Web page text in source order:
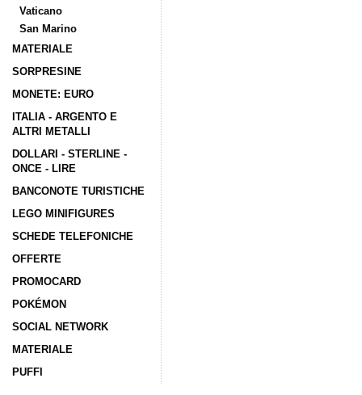
Vaticano
San Marino
MATERIALE
SORPRESINE
MONETE: EURO
ITALIA - ARGENTO E
ALTRI METALLI
DOLLARI - STERLINE -
ONCE - LIRE
BANCONOTE TURISTICHE
LEGO MINIFIGURES
SCHEDE TELEFONICHE
OFFERTE
PROMOCARD
POKÉMON
SOCIAL NETWORK
MATERIALE
PUFFI